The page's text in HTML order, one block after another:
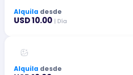
Alquila desde
USD 10.00 | Día
Alquila desde